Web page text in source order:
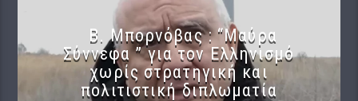
B. Μπορνόβας : “Μαύρα
Σύννεφα ” για τον Ελληνισμό
χωρίς στρατηγική και
πολιτιστική διπλωματία